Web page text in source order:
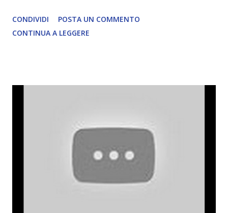
CONDIVIDI
POSTA UN COMMENTO
CONTINUA A LEGGERE